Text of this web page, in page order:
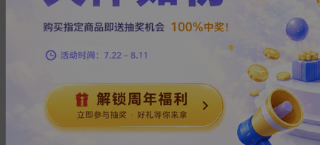
信诚证券投资通讯(下午)
信诚证券